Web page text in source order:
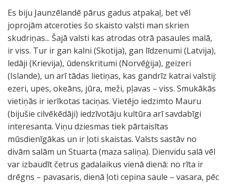
Es biju Jaunzēlandē pārus gadus atpakaļ, bet vēl
joprojām atceroties šo skaisto valsti man skrien
skudriņas... Šajā valsti kas atrodas otrā pasaules malā,
ir viss. Tur ir gan kalni (Skotija), gan līdzenumi (Latvija),
ledāji (Krievija), ūdenskritumi (Norvēģija), geizeri
(Islande), un arī tādas lietiņas, kas gandrīz katrai valstij:
ezeri, upes, okeāns, jūra, meži, pļavas – viss. Smukākās
vietiņās ir ierīkotas taciņas. Vietējo iedzimto Mauru
(bijušie cilvēkēdāji) iedzīvotāju kultūra arī savdabīgi
interesanta. Viņu dziesmas tiek pārtaisītas
mūsdienīgākas un ir ļoti skaistas. Valsts sastāv no
divām salām un Stuarta (maza saliņa). Dienvidu salā vēl
var izbaudīt četrus gadalaikus vienā dienā: no rīta ir
drēgns – pavasaris, dienā ļoti cepina saule – vasara, pēc